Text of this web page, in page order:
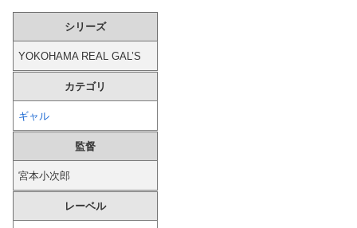
【動画】 Kカップお○ぱい、触るにはデカすぎるｗｗｗ
【悲報】有吉弘行さん、また匂わせポストｗｗｗｗｗｗｗｗｗｗ
シリーズ
YOKOHAMA REAL GAL’S
カテゴリ
ギャル
監督
宮本小次郎
レーベル